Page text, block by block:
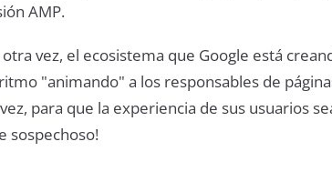
AMP.
vez, el ecosistema que Google está
"animando" a los responsables de
para que la experiencia de sus usuarios
sospechoso!